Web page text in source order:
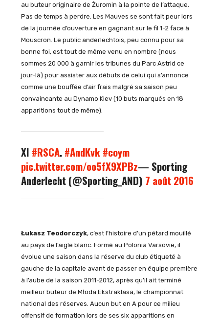
au buteur originaire de Żuromin à la pointe de l’attaque.
Pas de temps à perdre. Les Mauves se sont fait peur lors
de la journée d’ouverture en gagnant sur le fil 1-2 face à
Mouscron. Le public anderlechtois, peu connu pour sa
bonne foi, est tout de même venu en nombre (nous
sommes 20 000 à garnir les tribunes du Parc Astrid ce
jour-là) pour assister aux débuts de celui qui s’annonce
comme une bouffée d’air frais malgré sa saison peu
convaincante au Dynamo Kiev (10 buts marqués en 18
apparitions tout de même).
XI #RSCA.#AndKvk #coym
pic.twitter.com/oo5fX9XPBz— Sporting
Anderlecht (@Sporting_AND) 7 août 2016
Łukasz Teodorczyk, c’est l’histoire d’un pétard mouillé
au pays de l’aigle blanc. Formé au Polonia Varsovie, il
évolue une saison dans la réserve du club étiqueté à
gauche de la capitale avant de passer en équipe première
à l’aube de la saison 2011-2012, après qu’il ait terminé
meilleur buteur de Młoda Ekstraklasa, le championnat
national des réserves. Aucun but en A pour ce milieu
offensif de formation lors de ses six apparitions en